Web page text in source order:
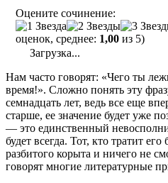
Оцените сочинение:
оценок, среднее: 1,00 из 5)
Загрузка...
Нам часто говорят: «Чего ты
время!». Сложно понять эту
семнадцать лет, ведь все еще
старше, ее значение будет уже
— это единственный
будет всегда. Тот, кто тратит
разбитого корыта и ничего не
говорят многие литературные